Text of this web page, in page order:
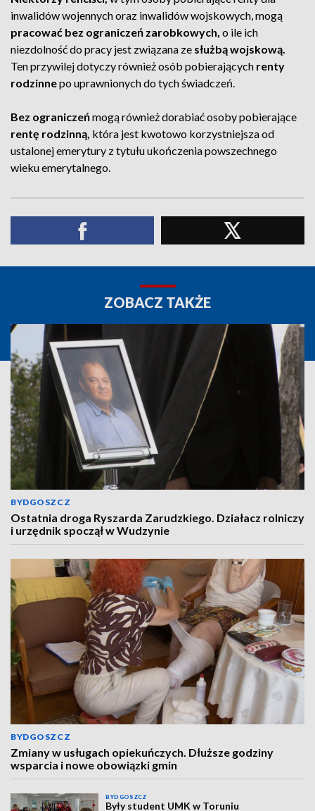
inwalidów wojennych oraz inwalidów wojskowych, mogą
pracować bez ograniczeń zarobkowych, o ile ich
niezdolność do pracy jest związana ze służbą wojskową.
Ten przywilej dotyczy również osób pobierających renty
rodzinnepo uprawnionych do tych świadczeń.
Bez ograniczeńmogą również dorabiać osoby pobierające
rentę rodzinną, która jest kwotowo korzystniejsza od
ustalonej emerytury z tytułu ukończenia powszechnego
wieku emerytalnego.
ZOBACZ TAKŻE
BYDGOSZCZ
Ostatnia droga Ryszarda Zarudzkiego. Działacz rolniczy
i urzędnik spoczął w Wudzynie
BYDGOSZCZ
Zmiany w usługach opiekuńczych. Dłuższe godziny
wsparcia i nowe obowiązki gmin
BYDGOSZCZ
Były student UMK w Toruniu